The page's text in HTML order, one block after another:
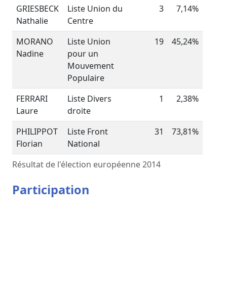
Résultat de l'élection européenne 2014
GRIESBECK
Nathalie
Liste Union du
Centre
3 7,14%
MORANO
Nadine
Liste Union
pour un
Mouvement
Populaire
19 45,24%
FERRARI
Laure
Liste Divers
droite
1 2,38%
PHILIPPOT
Florian
Liste Front
National
31 73,81%
Participation